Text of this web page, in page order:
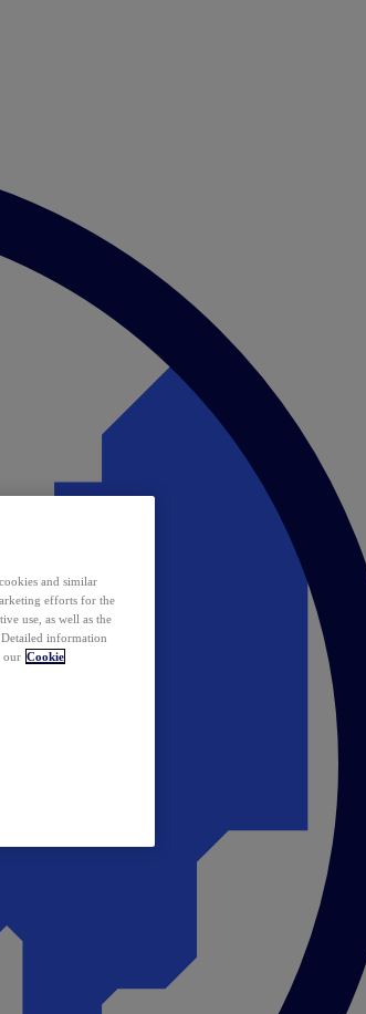
and similar
efforts for the
use, as well as the
information
our Cookie